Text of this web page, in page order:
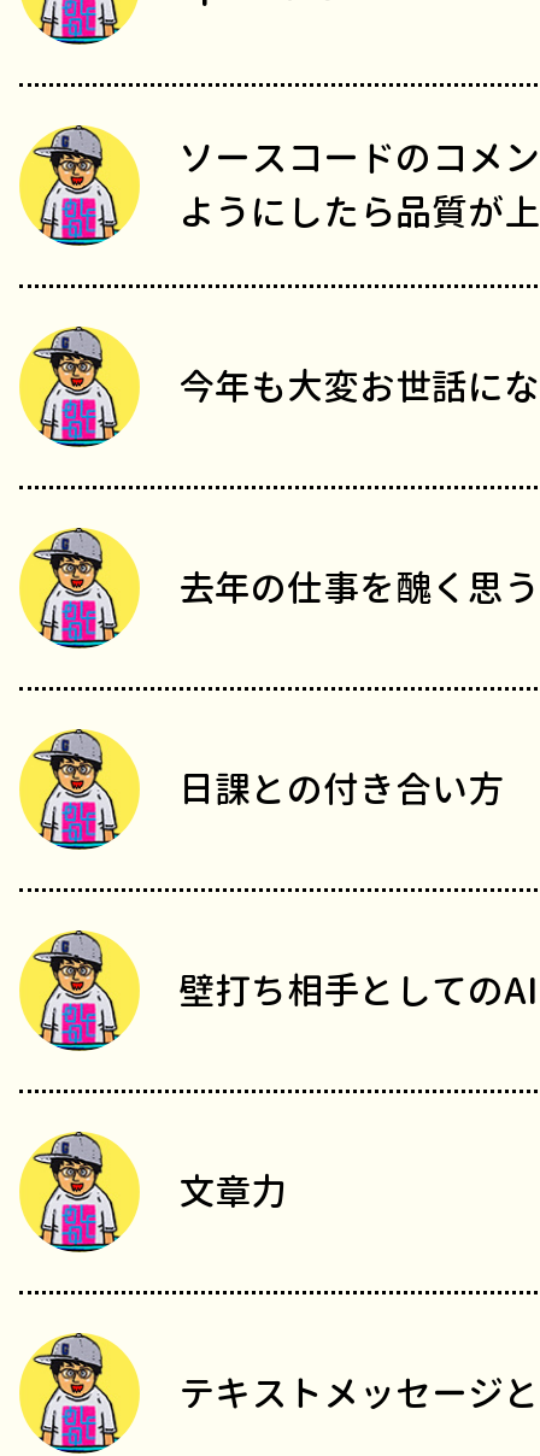
ソースコードのコメ
ようにしたら品質が
今年も大変お世話に
去年の仕事を醜く思う
日課との付き合い方
壁打ち相手としてのAI
文章力
テキストメッセージ